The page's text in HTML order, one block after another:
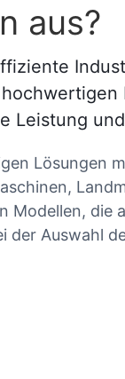
aus?
Leistung
Lösungen
Modellen,
der Auswahl